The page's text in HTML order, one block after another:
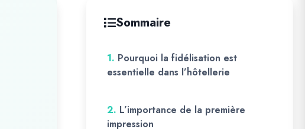
Sommaire
1. Pourquoi la fidélisation est
essentielle dans l’hôtellerie
2. L’importance de la première
impression